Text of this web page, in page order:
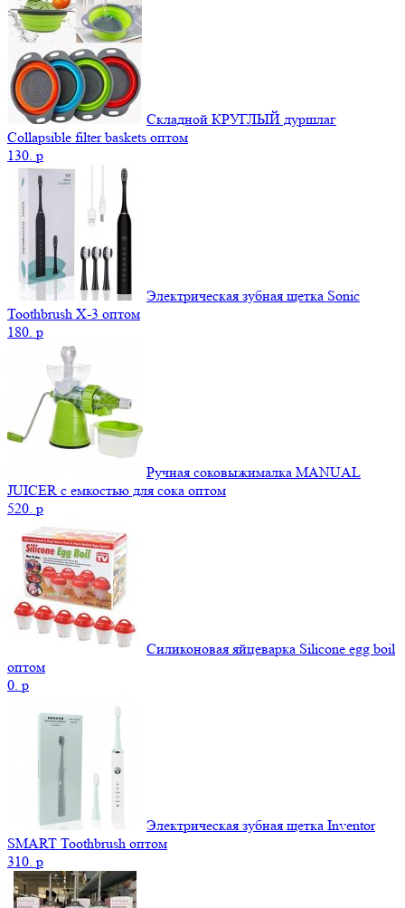
Складной КРУГЛЫЙ дуршлаг
Collapsible filter baskets оптом
130. p
Электрическая зубная щетка Sonic
Toothbrush X-3 оптом
180. p
Ручная соковыжималка MANUAL
JUICER с емкостью для сока оптом
520. p
Силиконовая яйцеварка Silicone egg boil
оптом
0. p
Электрическая зубная щетка Inventor
SMART Toothbrush оптом
310. p